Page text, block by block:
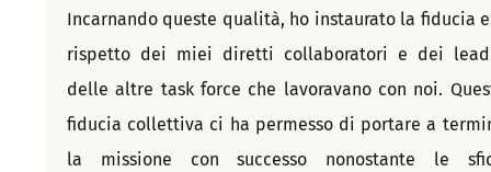
Incarnando queste qualità, ho instaurato la fiducia
rispetto dei miei diretti collaboratori e dei
delle altre task force che lavoravano con noi.
fiducia collettiva ci ha permesso di portare a
la missione con successo nonostante le